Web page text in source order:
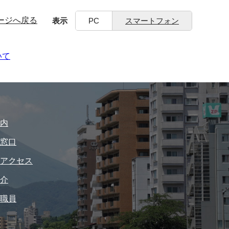
ジへ戻る 表示 PC スマートフォン
口
クセス
員